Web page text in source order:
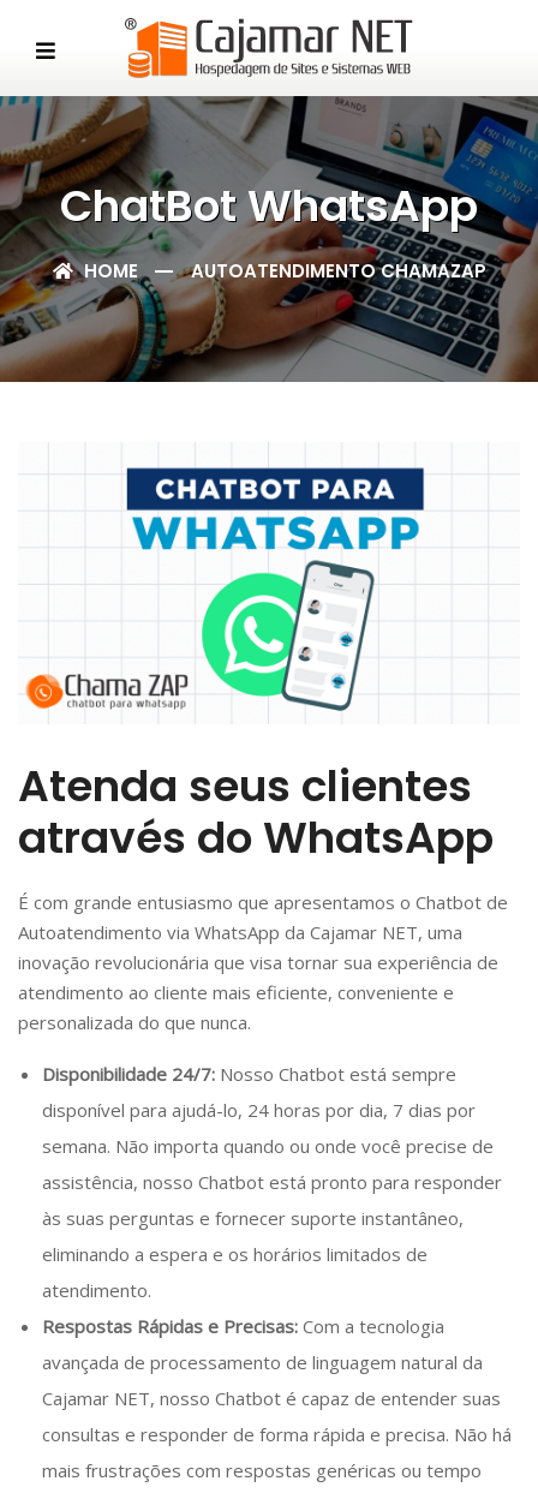
ChatBot WhatsApp
HOME AUTOATENDIMENTO CHAMAZAP
Atenda seus clientes
através do WhatsApp
É com grande entusiasmo que apresentamos o Chatbot de
Autoatendimento via WhatsApp da Cajamar NET, uma
inovação revolucionária que visa tornar sua experiência de
atendimento ao cliente mais eficiente, conveniente e
personalizada do que nunca.
Disponibilidade 24/7: Nosso Chatbot está sempre
disponível para ajudá-lo, 24 horas por dia, 7 dias por
semana. Não importa quando ou onde você precise de
assistência, nosso Chatbot está pronto para responder
às suas perguntas e fornecer suporte instantâneo,
eliminando a espera e os horários limitados de
atendimento.
Respostas Rápidas e Precisas: Com a tecnologia
avançada de processamento de linguagem natural da
Cajamar NET, nosso Chatbot é capaz de entender suas
consultas e responder de forma rápida e precisa. Não há
mais frustrações com respostas genéricas ou tempo